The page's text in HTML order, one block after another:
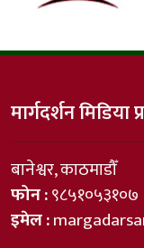
मार्गदर्शन मिडिया
बानेश्वर, काठमाडौँ
फोन :९८५१०५३१०७
इमेल :